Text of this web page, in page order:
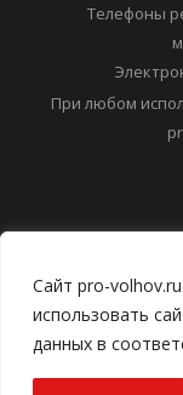
Сайт pro-
использовать
данных в
Телефоны
При любом